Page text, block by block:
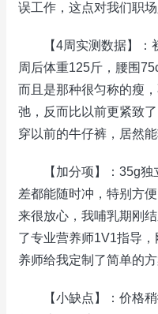
误工作，这点对我们职
【4周实测数据】：
周后体重125斤，腰围
而且是那种很匀称的瘦
弛，反而比以前更紧致
穿以前的牛仔裤，居然
【加分项】：35g独
差都能随时冲，特别方
来很放心，我哺乳期刚
了专业营养师1V1指导
养师给我定制了简单的方
【小缺点】：价格稍